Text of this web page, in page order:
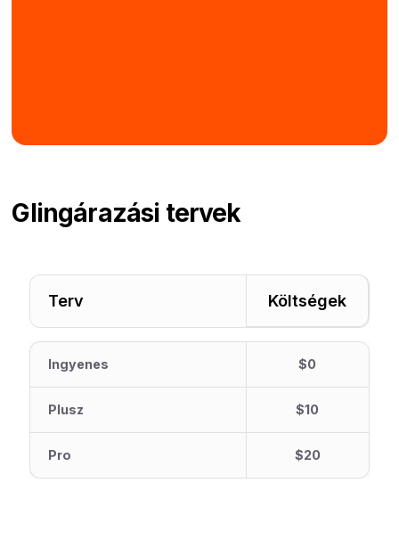
Glingárazási tervek
Terv Költségek
Ingyenes $0
Plusz $10
Pro $20